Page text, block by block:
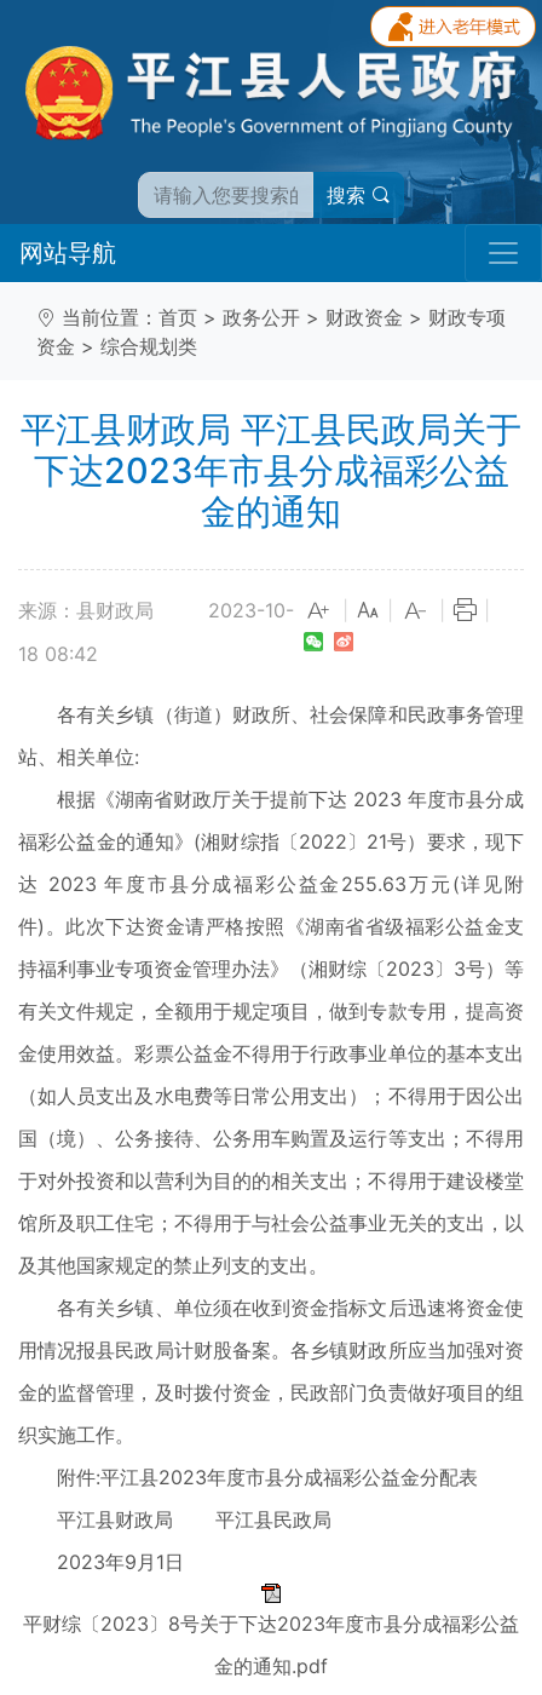
搜索
网站导航
当前位置： 首页 > 政务公开 > 财政资金 > 财政专项
资金 > 综合规划类
平江县财政局 平江县民政局关于
下达2023年市县分成福彩公益
金的通知
来源：县财政局
2023-10-
18 08:42
各有关乡镇（街道）财政所、社会保障和民政事务管理
站、相关单位:
根据《湖南省财政厅关于提前下达 2023 年度市县分成
福彩公益金的通知》(湘财综指〔2022〕21号）要求，现下
达 2023 年度市县分成福彩公益金255.63万元(详见附
件)。此次下达资金请严格按照《湖南省省级福彩公益金支
持福利事业专项资金管理办法》（湘财综〔2023〕3号）等
有关文件规定，全额用于规定项目，做到专款专用，提高资
金使用效益。彩票公益金不得用于行政事业单位的基本支出
（如人员支出及水电费等日常公用支出）；不得用于因公出
国（境）、公务接待、公务用车购置及运行等支出；不得用
于对外投资和以营利为目的的相关支出；不得用于建设楼堂
馆所及职工住宅；不得用于与社会公益事业无关的支出，以
及其他国家规定的禁止列支的支出。
各有关乡镇、单位须在收到资金指标文后迅速将资金使
用情况报县民政局计财股备案。各乡镇财政所应当加强对资
金的监督管理，及时拨付资金，民政部门负责做好项目的组
织实施工作。
附件:平江县2023年度市县分成福彩公益金分配表
平江县财政局 平江县民政局
2023年9月1日
平财综〔2023〕8号关于下达2023年度市县分成福彩公益
金的通知.pdf